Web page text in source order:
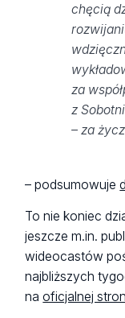
chęcią
za
z
– za
– podsumowuje
To nie koniec
jeszcze m.in.
wideocastów
najbliższych
naoficjalnej